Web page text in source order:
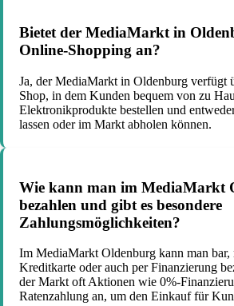
Bietet der MediaMarkt in
Online-Shopping an?
Ja, der MediaMarkt in Oldenburg verfügt
Shop, in dem Kunden bequem von zu
Elektronikprodukte bestellen und
lassen oder im Markt abholen können.
Wie kann man im MediaMarkt
bezahlen und gibt es besondere
Zahlungsmöglichkeiten?
Im MediaMarkt Oldenburg kann man
Kreditkarte oder auch per Finanzierung
der Markt oft Aktionen wie 0%-
Ratenzahlung an, um den Einkauf für